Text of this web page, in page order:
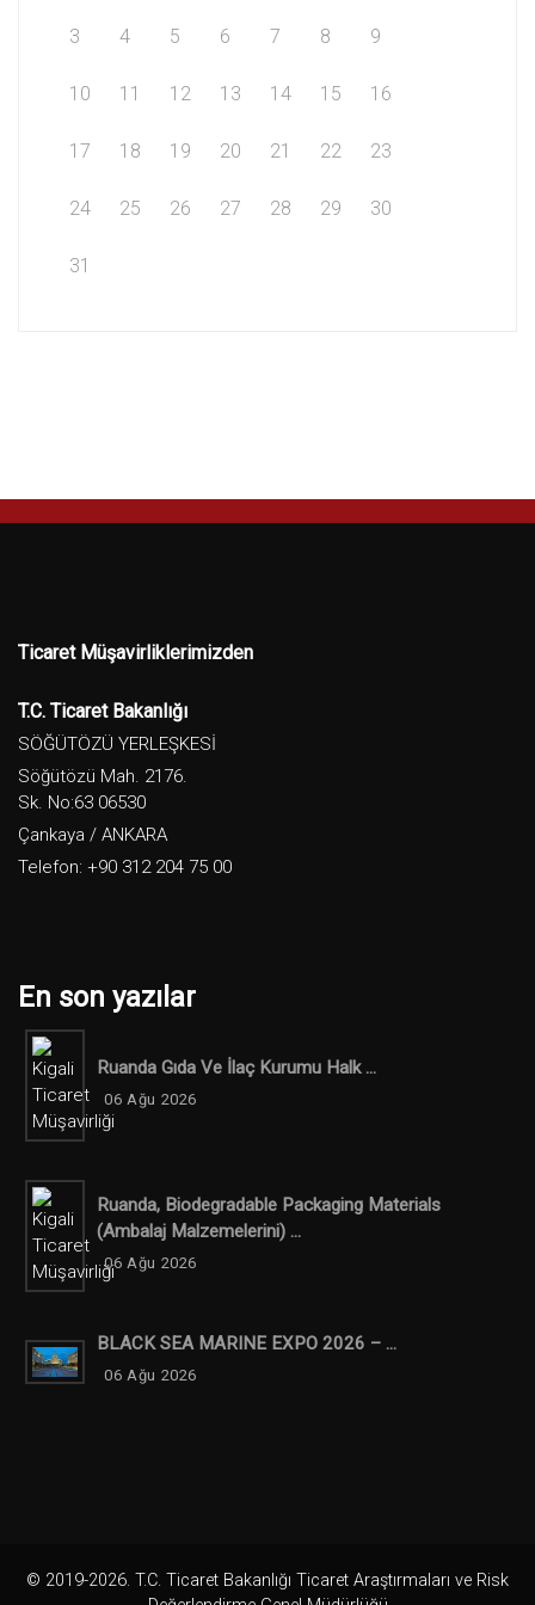
3 4 5 6 7 8 9
10 11 12 13 14 15 16
17 18 19 20 21 22 23
24 25 26 27 28 29 30
31
Ticaret Müşavirliklerimizden
T.C. Ticaret Bakanlığı
SÖĞÜTÖZÜ YERLEŞKESİ
Söğütözü Mah. 2176.
Sk. No:63 06530
Çankaya / ANKARA
Telefon: +90 312 204 75 00
En son yazılar
Ruanda Gıda Ve İlaç Kurumu Halk ...
06 Ağu 2026
Ruanda, Biodegradable Packaging Materials
(ambalaj Malzemelerini) ...
06 Ağu 2026
BLACK SEA MARINE EXPO 2026 – ...
06 Ağu 2026
© 2019-2026. T.C. Ticaret Bakanlığı Ticaret Araştırmaları ve Risk